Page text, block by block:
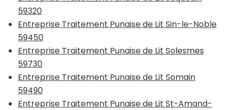
59320
Entreprise Traitement Punaise de Lit Sin-le-Noble
59450
Entreprise Traitement Punaise de Lit Solesmes
59730
Entreprise Traitement Punaise de Lit Somain
59490
Entreprise Traitement Punaise de Lit St-Amand-